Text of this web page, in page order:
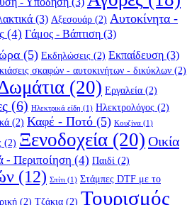
(3) Αξεσουάρ (2) Αυτοκίνητα -
(4) Γάμος - Βάπτιση (3)
(5) Εκδηλώσεις (2) Εκπαίδευση (3)
σκαφών - αυτοκινήτων - δικύκλων (2)
(20) Εργαλεία (2)
(6) Ηλεκτρικά είδη (1) Ηλεκτρολόγος (2)
(2) Καφέ - Ποτό (5) Κουζίνα (1)
(2) Ξενοδοχεία (20) Οικία
- Περιποίηση (4) Παιδί (2)
(12) Σπίτι (1) Στάμπες DTF με το
(2) Τζάκια (2) Τουρισμός